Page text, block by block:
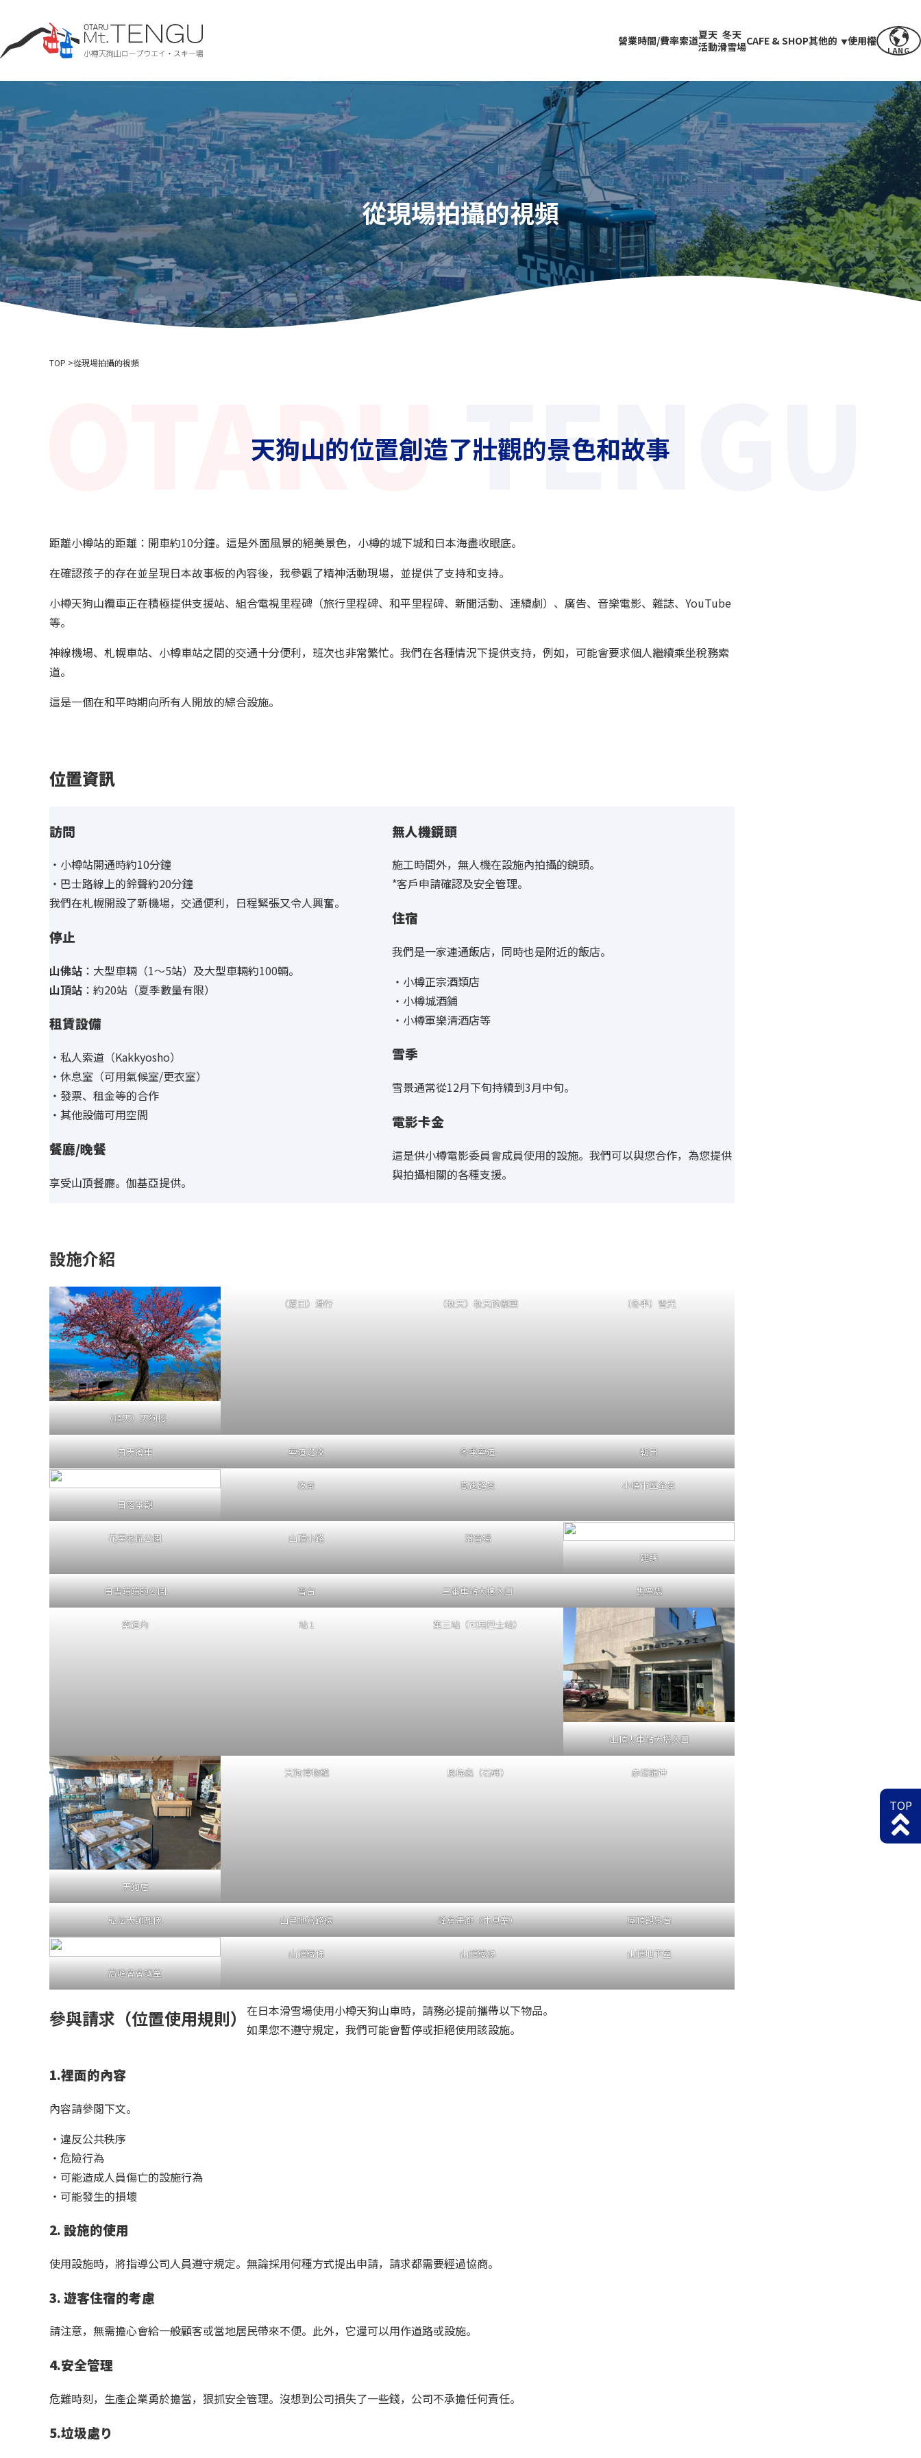
營業時間/費率索道夏天
活動
冬天
滑雪場CAFE & SHOP其他的 使用權
LANG
從現場拍攝的視頻
TOP 從現場拍攝的視頻
天狗山的位置創造了壯觀的景色和故事
距離小樽站的距離：開車約10分鐘。這是外面風景的絕美景色，小樽的城下城和日本海盡收眼底。
在確認孩子的存在並呈現日本故事板的內容後，我參觀了精神活動現場，並提供了支持和支持。
小樽天狗山纜車正在積極提供支援站、組合電視里程碑（旅行里程碑、和平里程碑、新聞活動、連續劇）、廣告、音樂電影、雜誌、YouTube
等。
神線機場、札幌車站、小樽車站之間的交通十分便利，班次也非常繁忙。我們在各種情況下提供支持，例如，可能會要求個人繼續乘坐稅務索
道。
這是一個在和平時期向所有人開放的綜合設施。
位置資訊
訪問
・小樽站開通時約10分鐘
・巴士路線上的鈴聲約20分鐘
我們在札幌開設了新機場，交通便利，日程緊張又令人興奮。
停止
山佛站 ：大型車輛（1～5站）及大型車輛約100輛。
山頂站 ：約20站（夏季數量有限）
租賃設備
・私人索道（Kakkyosho）
・休息室（可用氣候室/更衣室）
・發票、租金等的合作
・其他設備可用空間
餐廳/晚餐
享受山頂餐廳。伽基亞提供。
無人機鏡頭
施工時間外，無人機在設施內拍攝的鏡頭。
*客戶申請確認及安全管理。
住宿
我們是一家連通飯店，同時也是附近的飯店。
・小樽正宗酒類店
・小樽城酒鋪
・小樽軍樂清酒店等
雪季
雪景通常從12月下旬持續到3月中旬。
電影卡金
這是供小樽電影委員會成員使用的設施。我們可以與您合作，為您提供
與拍攝相關的各種支援。
設施介紹
（順天）天狗櫻
（夏日）滑行 （秋天）秋天的樹葉 （冬季）雪光
白天纜車 索道之夜 冬季索道 朝日
日落景觀
夜景 高速路景 小樽市區全景
花栗老鼠公園 山頂小路
滑雪場
建議
白雪皚皚的公園 雪台 三番車站大樓入口 售票處
索道內 站 1 第三站（可用巴士站）
山頂火車站大塔入口
天狗店
天狗博物館 恩梅森（石碑） 赤沼龍神
弘法大師雕像 山呂地倉路線 峰會畫廊（休息室） 屋頂觀景台
高峰會會議室
山頂鐵梯 山頂鐵梯 山頂地下室
參與請求（位置使用規則）
在日本滑雪場使用小樽天狗山車時，請務必提前攜帶以下物品。
如果您不遵守規定，我們可能會暫停或拒絕使用該設施。
1.裡面的內容
內容請參閱下文。
・違反公共秩序
・危險行為
・可能造成人員傷亡的設施行為
・可能發生的損壞
2. 設施的使用
使用設施時，將指導公司人員遵守規定。無論採用何種方式提出申請，請求都需要經過協商。
3. 遊客住宿的考慮
請注意，無需擔心會給一般顧客或當地居民帶來不便。此外，它還可以用作道路或設施。
4.安全管理
危難時刻，生產企業勇於擔當，狠抓安全管理。沒想到公司損失了一些錢，公司不承擔任何責任。
5.垃圾處り
TOP